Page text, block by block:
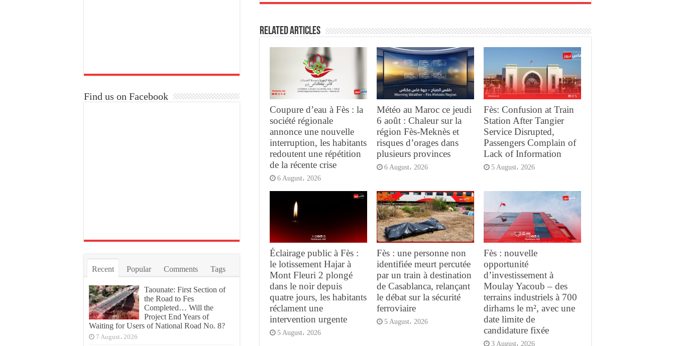
Related Articles
Coupure d’eau à Fès : la
société régionale
annonce une nouvelle
interruption, les habitants
redoutent une répétition
de la récente crise
6 August، 2026
Météo au Maroc ce jeudi
6 août : Chaleur sur la
région Fès-Meknès et
risques d’orages dans
plusieurs provinces
6 August، 2026
Fès: Confusion at Train
Station After Tangier
Service Disrupted,
Passengers Complain of
Lack of Information
5 August، 2026
Éclairage public à Fès :
le lotissement Hajar à
Mont Fleuri 2 plongé
dans le noir depuis
quatre jours, les habitants
réclament une
intervention urgente
5 August، 2026
Fès : une personne non
identifiée meurt percutée
par un train à destination
de Casablanca, relançant
le débat sur la sécurité
ferroviaire
5 August، 2026
Fès : nouvelle
opportunité
d’investissement à
Moulay Yacoub – des
terrains industriels à 700
dirhams le m², avec une
date limite de
candidature fixée
3 August، 2026
Find us on Facebook
Recent Popular Comments Tags
Taounate: First Section of
the Road to Fes
Completed… Will the
Project End Years of
Waiting for Users of National Road No. 8?
7 August، 2026